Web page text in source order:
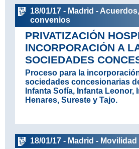
18/01/17 - Madrid -
convenios
PRIVATIZACIÓN
INCORPORACIÓN A
SOCIEDADES
Proceso para la
sociedades concesionarias
Infanta Sofía, Infanta Leonor,
Henares, Sureste y Tajo.
18/01/17 - Madrid -